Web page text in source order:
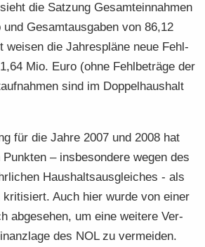
die Sat­zung Ge­samt­ein­nah­men
Ge­samt­aus­ga­ben von 86,12
wei­sen die Jah­res­plä­ne neue Fehl­
Mio. Euro (ohne Fehl­be­trä­ge der
sind im Dop­pel­haus­halt
für die Jahre 2007 und 2008 hat
– ins­be­son­de­re wegen des
Haus­halts­aus­glei­ches - als
Auch hier wurde von einer
ab­ge­se­hen, um eine wei­te­re Ver­
des NOL zu ver­mei­den.